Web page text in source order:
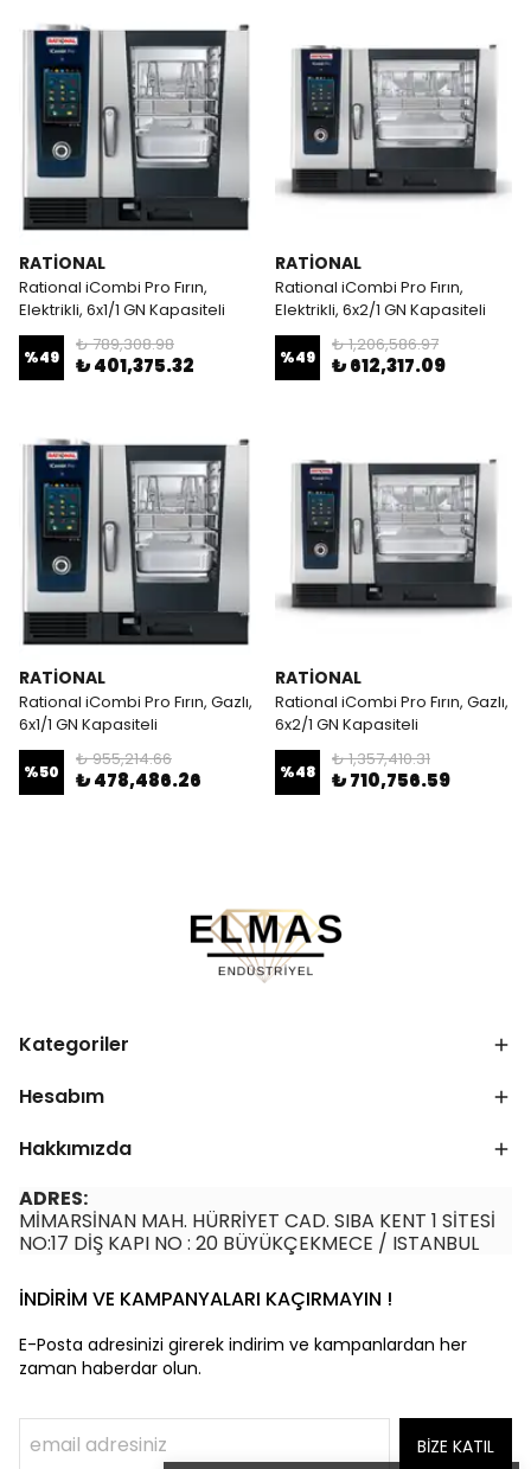
RATİONAL
Rational iCombi Pro Fırın,
Elektrikli, 6x1/1 GN Kapasiteli
%49
₺ 789,308.98
₺ 401,375.32
RATİONAL
Rational iCombi Pro Fırın,
Elektrikli, 6x2/1 GN Kapasiteli
%49
₺ 1,206,586.97
₺ 612,317.09
RATİONAL
Rational iCombi Pro Fırın, Gazlı,
6x1/1 GN Kapasiteli
%50
₺ 955,214.66
₺ 478,486.26
RATİONAL
Rational iCombi Pro Fırın, Gazlı,
6x2/1 GN Kapasiteli
%48
₺ 1,357,410.31
₺ 710,756.59
Kategoriler
Hesabım
Hakkımızda
ADRES:
MİMARSİNAN MAH. HÜRRİYET CAD. SIBA KENT 1 SİTESİ
NO:17 DİŞ KAPI NO : 20 BÜYÜKÇEKMECE / ISTANBUL
İNDİRİM VE KAMPANYALARI KAÇIRMAYIN !
E-Posta adresinizi girerek indirim ve kampanlardan her
zaman haberdar olun.
BİZE KATIL